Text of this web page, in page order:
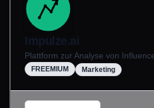
Impulze.ai
Plattform zur Analyse von
FREEMIUM Marketing